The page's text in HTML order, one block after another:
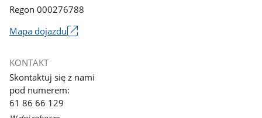
Regon 000276788
Mapa dojazdu
się
w
nowym
oknie
KONTAKT
Skontaktuj się z nami
pod numerem:
61 86 66 129